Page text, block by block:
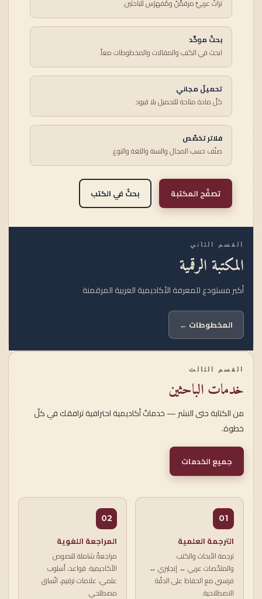
تراثٌ عربيٌّ مرقمَّنٌ ومُفهرَس للباحثين.
بحثٌ موحَّد
ابحث في الكتب والمقالات والمخطوطات معاً.
تحميلٌ مجاني
كلّ مادة متاحة للتحميل بلا قيود.
فلاتر تخصّص
صنّف حسب المجال والسنة واللغة والنوع.
تصفّح المكتبة بحثٌ في الكتب
القسم الثاني
المكتبة الرقمية
أكبر مستودع للمعرفة الأكاديمية العربية المرقمنة
المخطوطات ←
القسم الثالث
خدمات الباحثين
من الكتابة حتى النشر — خدماتٌ أكاديمية احترافية ترافقك في كلّ
خطوة.
جميع الخدمات
01
الترجمة العلمية
ترجمة الأبحاث والكتب
والملخّصات عربي ↔ إنجليزي ↔
فرنسي مع الحفاظ على الدقّة
الاصطلاحية.
02
المراجعة اللغوية
مراجعةٌ شاملة للنصوص
الأكاديمية: قواعد، أسلوب
علمي، علامات ترقيم، اتّساق
مصطلحي.